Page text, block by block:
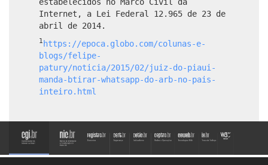
Internet, a Lei Federal 12.965 de 23 de
abril de 2014.
1 https://epoca.globo.com/colunas-e-
blogs/felipe-
patury/noticia/2015/02/juiz-do-piaui-
manda-btirar-whatsapp-do-arb-no-pais-
inteiro.html